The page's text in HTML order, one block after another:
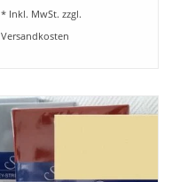
* Inkl. MwSt. zzgl.
Versandkosten